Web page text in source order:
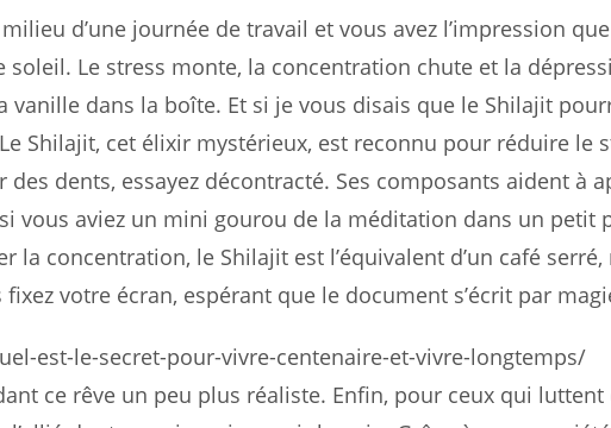
d’une journée de travail et vous avez l’impression
soleil. Le stress monte, la concentration chute et la
vanille dans la boîte. Et si je vous disais que le Shilajit
Shilajit, cet élixir mystérieux, est reconnu pour réduire le
dents, essayez décontracté. Ses composants aident à
vous aviez un mini gourou de la méditation dans un petit
la concentration, le Shilajit est l’équivalent d’un café
votre écran, espérant que le document s’écrit par
est-le-secret-pour-vivre-centenaire-et-vivre-longtemps/
ce rêve un peu plus réaliste. Enfin, pour ceux qui luttent